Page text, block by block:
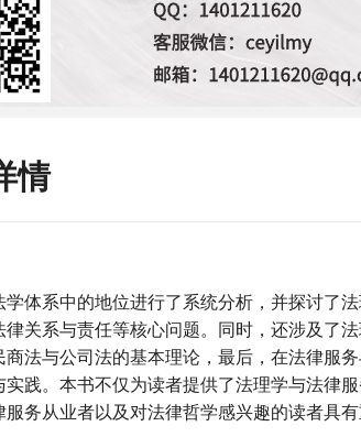
情
体系中的地位进行了系统分析，并探讨了
关系与责任等核心问题。同时，还涉及了
法与公司法的基本理论，最后，在法律服
践。本书不仅为读者提供了法理学与法律
务从业者以及对法律哲学感兴趣的读者具